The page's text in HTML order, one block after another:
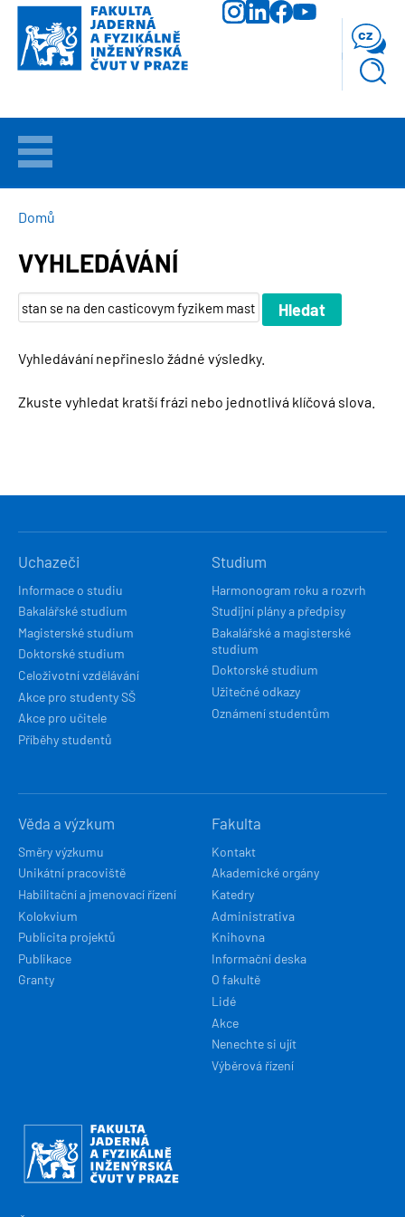
Přejít
hlavnímu
obsahu
VÍTEJTE
UCHAZEČI
STUDIUM
VĚDA
FAKULTA
cz
DROBEČKOVÁ
Domů
VYHLEDÁVÁNÍ
Vyhledávání nepřineslo žádné výsledky.
Zkuste vyhledat kratší frázi nebo jednotlivá klíčová slova.
NAVIGACE
Uchazeči
Informace o studiu
Bakalářské studium
Magisterské studium
Doktorské studium
Celoživotní vzdělávání
Akce pro studenty SŠ
Akce pro učitele
Příběhy studentů
Studium
Harmonogram roku a rozvrh
Studijní plány a předpisy
Bakalářské a magisterské
studium
Doktorské studium
Užitečné odkazy
Oznámení studentům
Věda a výzkum
Směry výzkumu
Unikátní pracoviště
Habilitační a jmenovací řízení
Kolokvium
Publicita projektů
Publikace
Granty
Fakulta
Kontakt
Akademické orgány
Katedry
Administrativa
Knihovna
Informační deska
O fakultě
Lidé
Akce
Nenechte si ujít
Výběrová řízení
Obrázek